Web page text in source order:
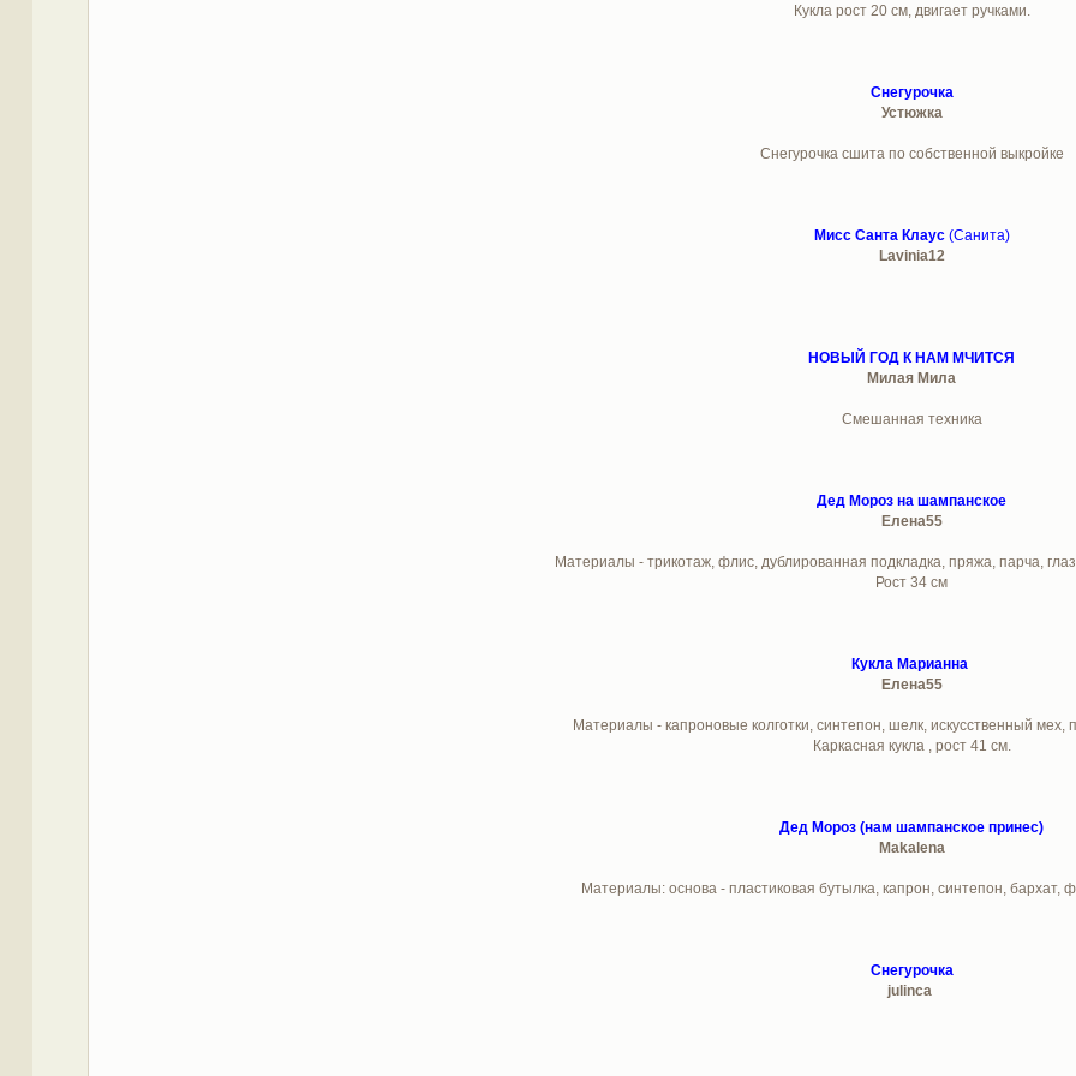
Кукла рост 20 см, двигает ручками.
Снегурочка
Устюжка
Снегурочка сшита по собственной выкройке
Мисс Санта Клаус(Санита)
Lavinia12
НОВЫЙ ГОД К НАМ МЧИТСЯ
Милая Мила
Смешанная техника
Дед Мороз на шампанское
Елена55
Материалы - трикотаж, флис, дублированная подкладка, пряжа, парча,
Рост 34 см
Кукла Марианна
Елена55
Материалы - капроновые колготки, синтепон, шелк, искусственный мех,
Каркасная кукла , рост 41 см.
Дед Мороз (нам шампанское принес)
Makalena
Материалы: основа - пластиковая бутылка, капрон, синтепон, бархат,
Снегурочка
julinca